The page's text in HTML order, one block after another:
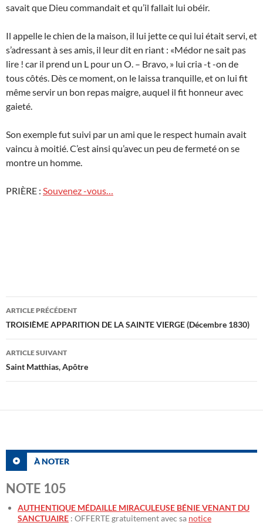
savait que Dieu commandait et qu’il fallait lui obéir.
Il appelle le chien de la maison, il lui jette ce qui lui était servi, et
s’adressant à ses amis, il leur dit en riant : «Médor ne sait pas
lire ! car il prend un L pour un O. – Bravo, » lui cria -t -on de
tous côtés. Dès ce moment, on le laissa tranquille, et on lui fit
même servir un bon repas maigre, auquel il fit honneur avec
gaieté.
Son exemple fut suivi par un ami que le respect humain avait
vaincu à moitié. C’est ainsi qu’avec un peu de fermeté on se
montre un homme.
PRIÈRE : Souvenez -vous…
Navigation
des
articles
ARTICLE PRÉCÉDENT
TROISIÈME APPARITION DE LA SAINTE VIERGE (Décembre 1830)
ARTICLE SUIVANT
Saint Matthias, Apôtre
À NOTER
NOTE 105
AUTHENTIQUE MÉDAILLE MIRACULEUSE BÉNIE VENANT DU
SANCTUAIRE : OFFERTE gratuitement avec sa notice